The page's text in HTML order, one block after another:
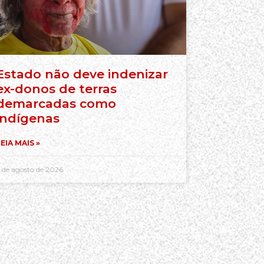
não deve indenizar
donos de terras
como
MAIS »
de agosto de 2026